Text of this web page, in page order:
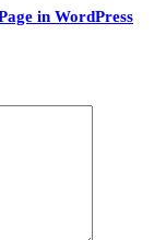
in WordPress